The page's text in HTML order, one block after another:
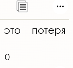
потеря
0